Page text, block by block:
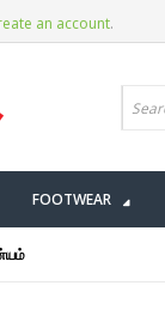
an account.
FOOTWEAR